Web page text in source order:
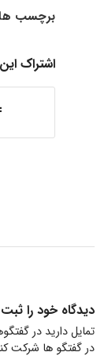
برچسب
اشتراک
دیدگاه خود را
تمایل دارید در
در گفتگو ها شرکت